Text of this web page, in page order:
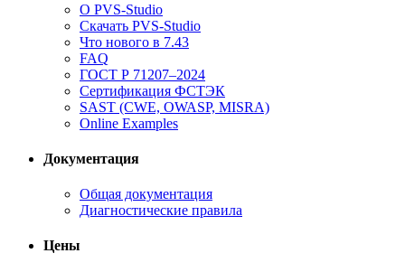
О PVS-Studio
Скачать PVS-Studio
Что нового в 7.43
FAQ
ГОСТ Р 71207–2024
Сертификация ФСТЭК
SAST (CWE, OWASP, MISRA)
Online Examples
Документация
Общая документация
Диагностические правила
Цены